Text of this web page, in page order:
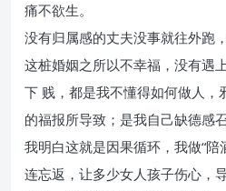
痛不欲生。
没有归属感的丈夫没事就往外跑
这桩婚姻之所以不幸福，没有遇
下 贱，都是我不懂得如何做人，
的福报所导致；是我自己缺德感
我明白这就是因果循环，我做“陪
连忘返，让多少女人孩子伤心，